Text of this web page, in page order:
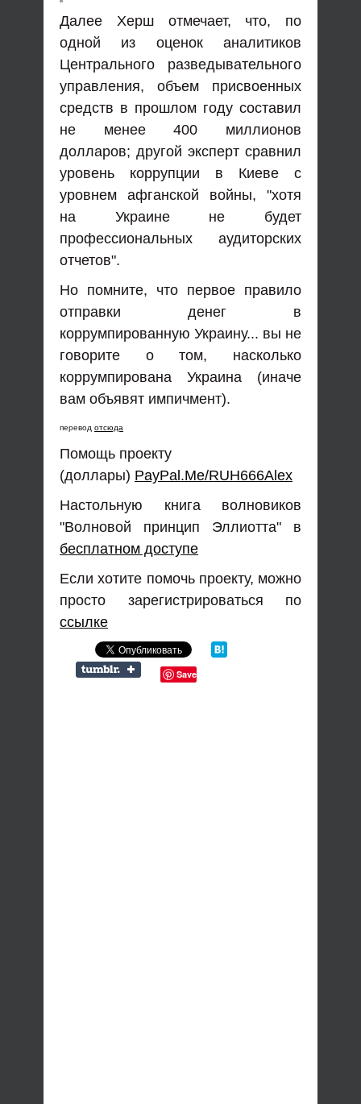
Далее Херш отмечает, что, по
одной из оценок аналитиков
Центрального разведывательного
управления, объем присвоенных
средств в прошлом году составил
не менее 400 миллионов
долларов; другой эксперт сравнил
уровень коррупции в Киеве с
уровнем афганской войны, "хотя
на Украине не будет
профессиональных аудиторских
отчетов".
Но помните, что первое правило
отправки денег в
коррумпированную Украину... вы не
говорите о том, насколько
коррумпирована Украина (иначе
вам объявят импичмент).
перевод отсюда
Помощь проекту
(доллары) PayPal.Me/RUH666Alex
Настольную книга волновиков
"Волновой принцип Эллиотта" в
бесплатном доступе
Если хотите помочь проекту, можно
просто зарегистрироваться по
ссылке
Save